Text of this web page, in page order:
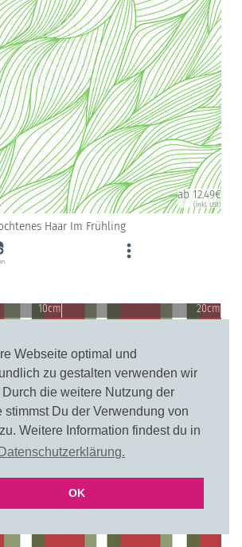
Webseite optimal und
zu gestalten verwenden wir
die weitere Nutzung der
stimmst Du der Verwendung von
Weitere Information findest du in
OK
ab 12.49€
(inkl. USt)
Haar Im Frühling
10cm 20cm